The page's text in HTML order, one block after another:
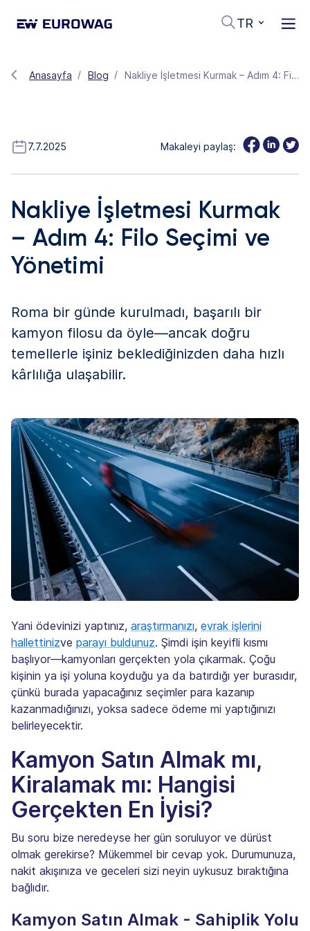
TR
Anasayfa Blog Nakliye İşletmesi Kurmak – Adım 4: Filo Seçimi ve Yönetimi
7.7.2025 Makaleyi paylaş:
Nakliye İşletmesi Kurmak
– Adım 4: Filo Seçimi ve
Yönetimi
Roma bir günde kurulmadı, başarılı bir
kamyon filosu da öyle—ancak doğru
temellerle işiniz beklediğinizden daha hızlı
kârlılığa ulaşabilir.
Yani ödevinizi yaptınız, araştırmanızı, evrak işlerini
hallettinizve parayı buldunuz. Şimdi işin keyifli kısmı
başlıyor—kamyonları gerçekten yola çıkarmak. Çoğu
kişinin ya işi yoluna koyduğu ya da batırdığı yer burasıdır,
çünkü burada yapacağınız seçimler para kazanıp
kazanmadığınızı, yoksa sadece ödeme mi yaptığınızı
belirleyecektir.
Kamyon Satın Almak mı,
Kiralamak mı: Hangisi
Gerçekten En İyisi?
Bu soru bize neredeyse her gün soruluyor ve dürüst
olmak gerekirse? Mükemmel bir cevap yok. Durumunuza,
nakit akışınıza ve geceleri sizi neyin uykusuz bıraktığına
bağlıdır.
Kamyon Satın Almak - Sahiplik Yolu